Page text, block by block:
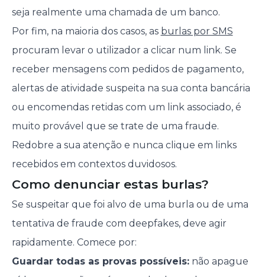
seja realmente uma chamada de um banco.
Por fim, na maioria dos casos, as burlas por SMS
procuram levar o utilizador a clicar num link. Se
receber mensagens com pedidos de pagamento,
alertas de atividade suspeita na sua conta bancária
ou encomendas retidas com um link associado, é
muito provável que se trate de uma fraude.
Redobre a sua atenção e nunca clique em links
recebidos em contextos duvidosos.
Como denunciar estas burlas?
Se suspeitar que foi alvo de uma burla ou de uma
tentativa de fraude com deepfakes, deve agir
rapidamente. Comece por:
Guardar todas as provas possíveis:não apague